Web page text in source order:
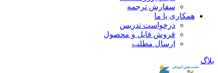
سفارش ترجمه
همکاری با ما
درخواست تدریس
فروش فایل و محصول
ارسال مطلب